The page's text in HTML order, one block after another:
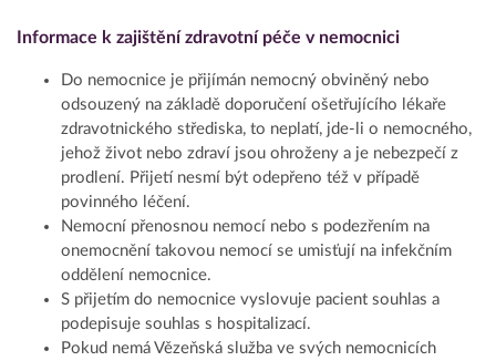
Informace k zajištění zdravotní péče v nemocnici
Do nemocnice je přijímán nemocný obviněný nebo
odsouzený na základě doporučení ošetřujícího lékaře
zdravotnického střediska, to neplatí, jde-li o nemocného,
jehož život nebo zdraví jsou ohroženy a je nebezpečí z
prodlení. Přijetí nesmí být odepřeno též v případě
povinného léčení.
Nemocní přenosnou nemocí nebo s podezřením na
onemocnění takovou nemocí se umisťují na infekčním
oddělení nemocnice.
S přijetím do nemocnice vyslovuje pacient souhlas a
podepisuje souhlas s hospitalizací.
Pokud nemá Vězeňská služba ve svých nemocnicích